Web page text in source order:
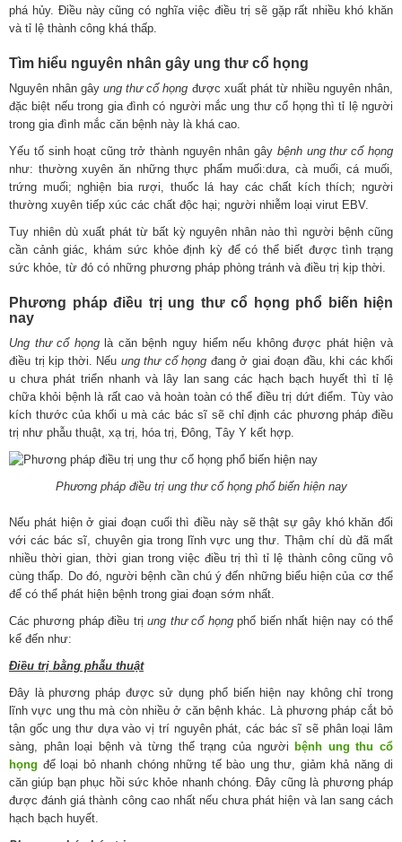
phá hủy. Điều này cũng có nghĩa việc điều trị sẽ gặp rất nhiều khó khăn
và tỉ lệ thành công khá thấp.
Tìm hiểu nguyên nhân gây ung thư cổ họng
Nguyên nhân gâyung thư cổ họng được xuất phát từ nhiều nguyên nhân,
đặc biệt nếu trong gia đình có người mắc ung thư cổ họng thì tỉ lệ người
trong gia đình mắc căn bệnh này là khá cao.
Yếu tố sinh hoạt cũng trở thành nguyên nhân gây bệnh ung thư cổ họng
như: thường xuyên ăn những thực phẩm muối:dưa, cà muối, cá muối,
trứng muối; nghiện bia rượi, thuốc lá hay các chất kích thích; người
thường xuyên tiếp xúc các chất độc hại; người nhiễm loại virut EBV.
Tuy nhiên dù xuất phát từ bất kỳ nguyên nhân nào thì người bệnh cũng
cần cảnh giác, khám sức khỏe định kỳ để có thể biết được tình trạng
sức khỏe, từ đó có những phương pháp phòng tránh và điều trị kịp thời.
Phương pháp điều trị ung thư cổ họng phổ biến hiện
nay
Ung thư cổ họnglà căn bệnh nguy hiểm nếu không được phát hiện và
điều trị kịp thời. Nếu ung thư cổ họng đang ở giai đoạn đầu, khi các khối
u chưa phát triển nhanh và lây lan sang các hạch bạch huyết thì tỉ lệ
chữa khỏi bệnh là rất cao và hoàn toàn có thể điều trị dứt điểm. Tùy vào
kích thước của khối u mà các bác sĩ sẽ chỉ định các phương pháp điều
trị như phẫu thuật, xạ trị, hóa trị, Đông, Tây Y kết hợp.
Phương pháp điều trị ung thư cổ họng phổ biến hiện nay
Nếu phát hiện ở giai đoạn cuối thì điều này sẽ thật sự gây khó khăn đối
với các bác sĩ, chuyên gia trong lĩnh vực ung thư. Thậm chí dù đã mất
nhiều thời gian, thời gian trong việc điều trị thì tỉ lệ thành công cũng vô
cùng thấp. Do đó, người bệnh cần chú ý đến những biểu hiện của cơ thể
để có thể phát hiện bệnh trong giai đoạn sớm nhất.
Các phương pháp điều trịung thư cổ họngphổ biến nhất hiện nay có thể
kể đến như:
Điều trị bằng phẫu thuật
Đây là phương pháp được sử dụng phổ biến hiện nay không chỉ trong
lĩnh vực ung thu mà còn nhiều ở căn bệnh khác. Là phương pháp cắt bỏ
tận gốc ung thư dựa vào vị trí nguyên phát, các bác sĩ sẽ phân loại lâm
sàng, phân loại bệnh và từng thể trạng của ngườibệnh ung thu cổ
họng để loại bỏ nhanh chóng những tế bào ung thư, giảm khả năng di
căn giúp bạn phục hồi sức khỏe nhanh chóng. Đây cũng là phương pháp
được đánh giá thành công cao nhất nếu chưa phát hiện và lan sang cách
hạch bạch huyết.